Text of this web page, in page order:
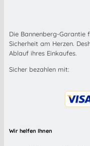
Die Bannenberg-Garantie
Sicherheit am Herzen.
Ablauf ihres Einkaufes.
Sicher bezahlen mit:
Wir helfen Ihnen